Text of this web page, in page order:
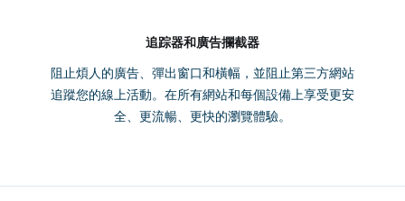
追踪器和廣告攔截器
阻止煩人的廣告、彈出窗口和橫幅，並阻止第三方網站
追蹤您的線上活動。在所有網站和每個設備上享受更安
全、更流暢、更快的瀏覽體驗。